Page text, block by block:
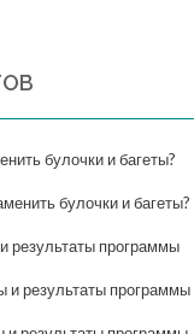
булочки и багеты?
булочки и багеты?
результаты программы
и результаты программы